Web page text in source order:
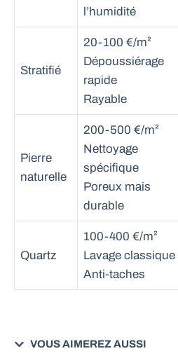
l’humidité
Stratifié
20-100 €/m²
Dépoussiérage
rapide
Rayable
Pierre
naturelle
200-500 €/m²
Nettoyage
spécifique
Poreux mais
durable
Quartz
100-400 €/m²
Lavage classique
Anti-taches
VOUS AIMEREZ AUSSI